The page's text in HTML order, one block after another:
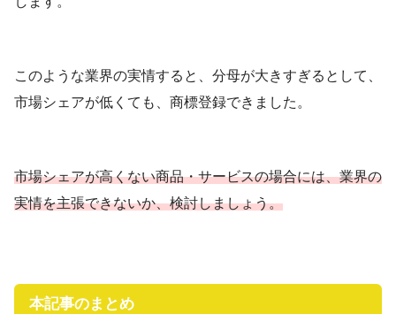
このような業界の実情すると、分母が大きすぎるとして、
市場シェアが低くても、商標登録できました。
市場シェアが高くない商品・サービスの場合には、業界の
実情を主張できないか、検討しましょう。
本記事のまとめ